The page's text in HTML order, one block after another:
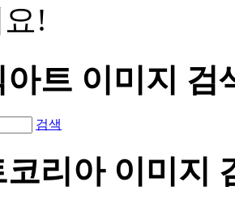
!
트 이미지 검
검색
리아 이미지